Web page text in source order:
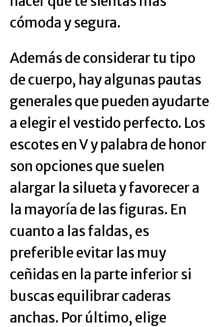
cómoda y segura.
Además de considerar tu tipo
de cuerpo, hay algunas pautas
generales que pueden ayudarte
a elegir el vestido perfecto. Los
escotes en V y palabra de honor
son opciones que suelen
alargar la silueta y favorecer a
la mayoría de las figuras. En
cuanto a las faldas, es
preferible evitar las muy
ceñidas en la parte inferior si
buscas equilibrar caderas
anchas. Por último, elige